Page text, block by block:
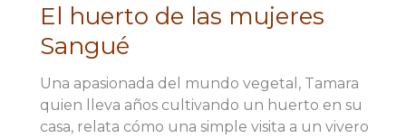
El huerto de las mujeres
Sangué
Una apasionada del mundo vegetal, Tamara
quien lleva años cultivando un huerto en su
casa, relata cómo una simple visita a un vivero